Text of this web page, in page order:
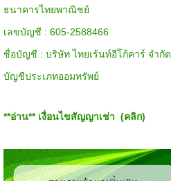
ธนาคารไทยพาณิชย์
เลขบัญชี : 605-2588466
ชื่อบัญชี : บริษัท ไทยเร้นท์อีโก้คาร์ จำกัด
บัญชีประเภทออมทรัพย์
**อ่าน** เงื่อนไขสัญญาเช่า (คลิก)